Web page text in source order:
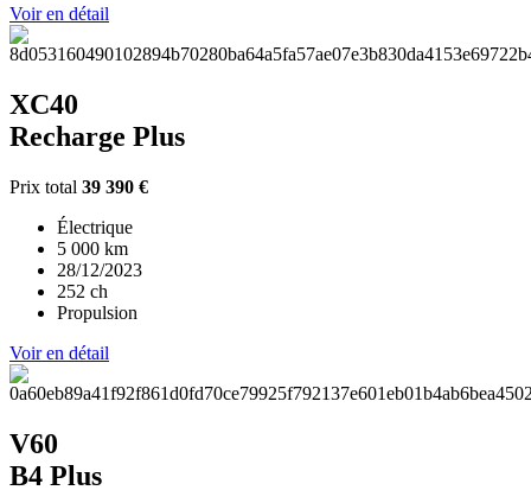
Voir en détail
XC40
Recharge Plus
Prix total 39 390 €
Électrique
5 000 km
28/12/2023
252 ch
Propulsion
Voir en détail
V60
B4 Plus